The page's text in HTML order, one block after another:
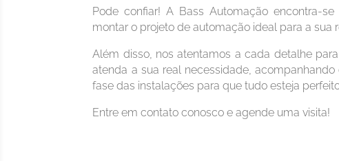
Pode confiar! A Bass Automação encontra-
montar o projeto de automação ideal para a sua
Além disso, nos atentamos a cada detalhe
atenda a sua real necessidade,
fase das instalações para que tudo esteja
Entre em contato conosco e agende uma visita!